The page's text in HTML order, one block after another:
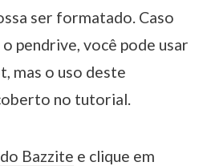
ser formatado. Caso
pendrive, você pode usar
mas o uso deste
no tutorial.
Bazzite e clique em